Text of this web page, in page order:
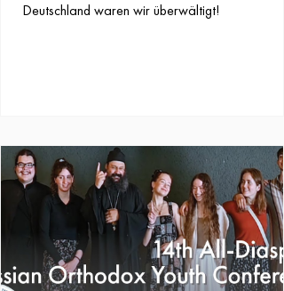
Deutschland waren wir überwältigt!